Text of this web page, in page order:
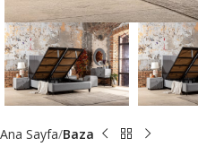
Ana Sayfa Baza